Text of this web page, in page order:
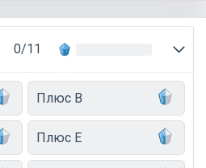
0/11
Плюс B
Плюс E